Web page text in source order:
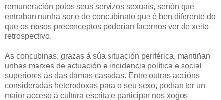
remuneración polos seus servizos sexuais, senón que
entraban nunha sorte de concubinato que é ben diferente do
que os nosos preconceptos poderían facernos ver de xeito
retrospectivo.
As concubinas, grazas á súa situación periférica, mantiñan
unhas marxes de actuación e incidencia política e social
superiores ás das damas casadas. Entre outras accións
consideradas heterodoxas para o seu sexo, podían ter un
maior acceso á cultura escrita e participar nos xogos